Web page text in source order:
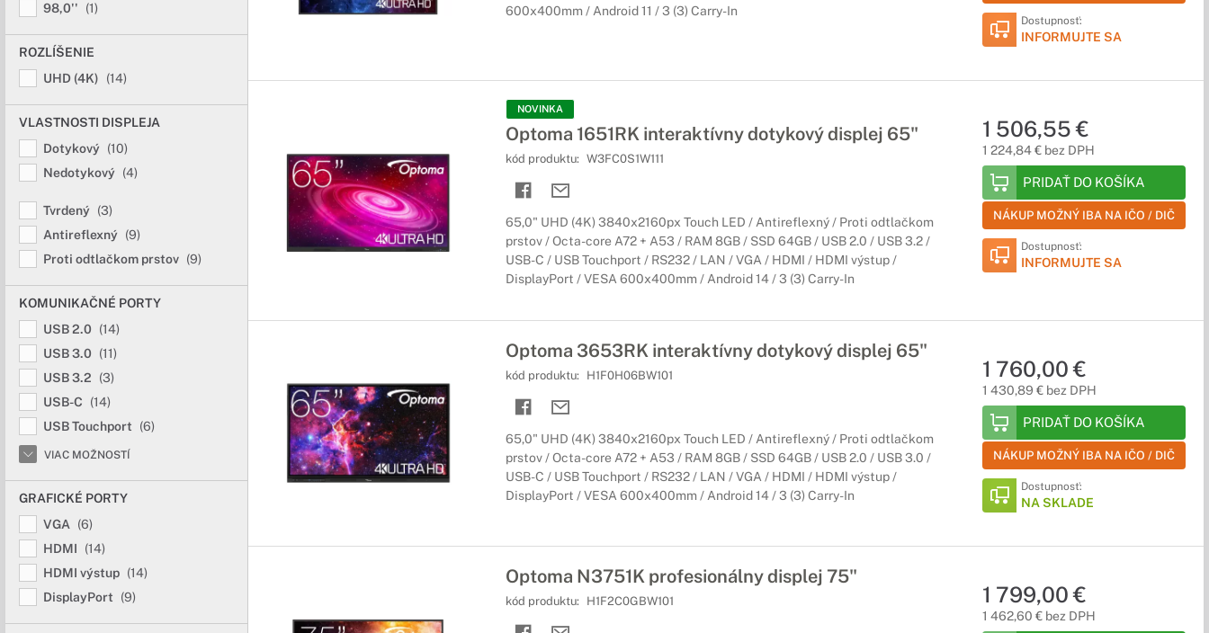
98,0''
(1)
ROZLÍŠENIE
UHD (4K)
(14)
VLASTNOSTI DISPLEJA
Dotykový (10)
Nedotykový (4)
Tvrdený (3)
Antireflexný (9)
Proti odtlačkom prstov (9)
KOMUNIKAČNÉ PORTY
USB 2.0
(14)
USB 3.0
(11)
USB 3.2
(3)
USB-C
(14)
USB Touchport
(6)
VIAC MOŽNOSTÍ
GRAFICKÉ PORTY
VGA
(6)
HDMI
(14)
HDMI výstup (14)
DisplayPort
(9)
600x400mm / Android 11 / 3 (3) Carry-In
Dostupnosť:
INFORMUJTE SA
NOVINKA
Optoma 1651RK interaktívny dotykový displej 65"
kód produktu: W3FC0S1W111
65,0" UHD (4K) 3840x2160px Touch LED / Antireflexný / Proti odtlačkom
prstov / Octa-core A72 + A53 / RAM 8GB / SSD 64GB / USB 2.0 / USB 3.2 /
USB-C / USB Touchport / RS232 / LAN / VGA / HDMI / HDMI výstup /
DisplayPort / VESA 600x400mm / Android 14 / 3 (3) Carry-In
1 506,55 €
1 224,84 € bez DPH
PRIDAŤ DO KOŠÍKA
NÁKUP MOŽNÝ IBA NA IČO / DIČ
Dostupnosť:
INFORMUJTE SA
Optoma 3653RK interaktívny dotykový displej 65"
kód produktu: H1F0H06BW101
65,0" UHD (4K) 3840x2160px Touch LED / Antireflexný / Proti odtlačkom
prstov / Octa-core A72 + A53 / RAM 8GB / SSD 64GB / USB 2.0 / USB 3.0 /
USB-C / USB Touchport / RS232 / LAN / VGA / HDMI / HDMI výstup /
DisplayPort / VESA 600x400mm / Android 14 / 3 (3) Carry-In
1 760,00 €
1 430,89 € bez DPH
PRIDAŤ DO KOŠÍKA
NÁKUP MOŽNÝ IBA NA IČO / DIČ
Dostupnosť:
NA SKLADE
Optoma N3751K profesionálny displej 75"
kód produktu: H1F2C0GBW101 1 799,00 €
1 462,60 € bez DPH